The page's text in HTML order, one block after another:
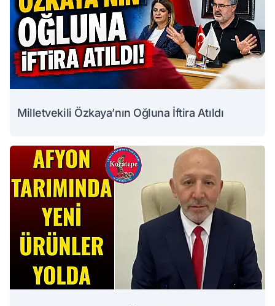
Milletvekili Özkaya’nın Oğluna İftira Atıldı